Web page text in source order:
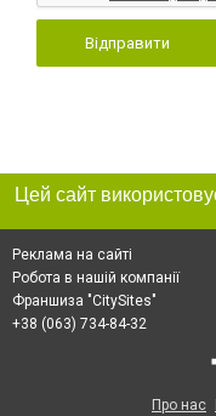
Відправити
Реклама на сайті
Робота в нашій компанії
Франшиза "CitySites"
+38 (063) 734-84-32
Про нас